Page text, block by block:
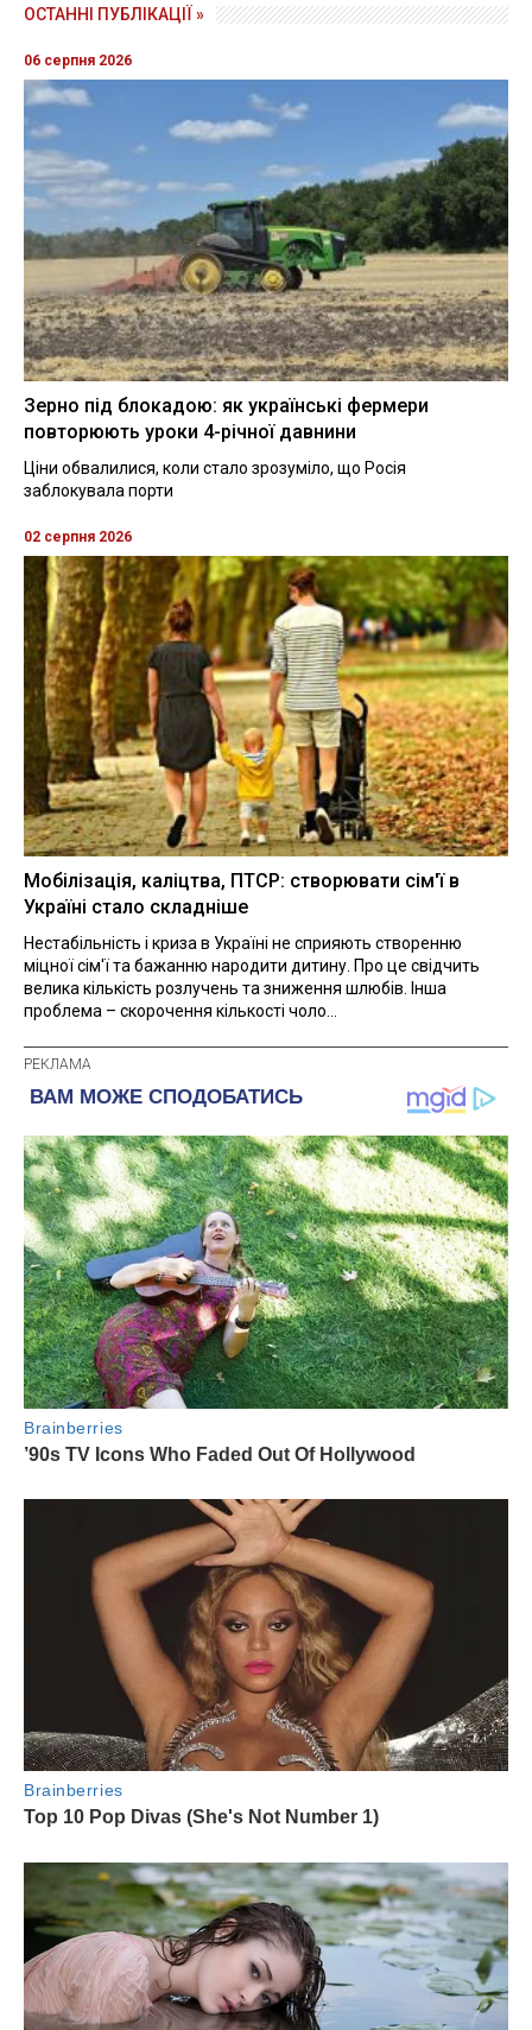
ОСТАННІ ПУБЛІКАЦІЇ »
06 серпня 2026
Зерно під блокадою: як українські фермери
повторюють уроки 4-річної давнини
Ціни обвалилися, коли стало зрозуміло, що Росія
заблокувала порти
02 серпня 2026
Мобілізація, каліцтва, ПТСР: створювати сім'ї в
Україні стало складніше
Нестабільність і криза в Україні не сприяють створенню
міцної сім'ї та бажанню народити дитину. Про це свідчить
велика кількість розлучень та зниження шлюбів. Інша
проблема – скорочення кількості чоло...